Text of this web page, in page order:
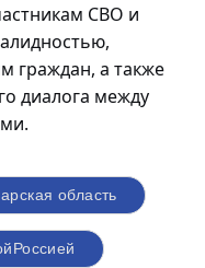
СВО и
граждан, а также
диалога между
область